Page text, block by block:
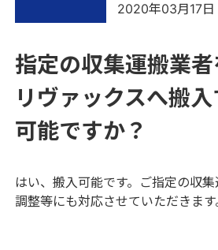
指定の収集運搬業
リヴァックスへ搬
可能ですか？
2020年03月17日
はい、搬入可能です。ご指定の収
調整等にも対応させていただきます